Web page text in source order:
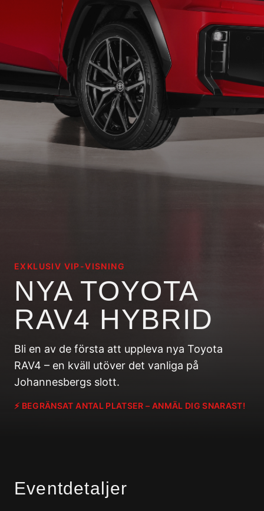
EXKLUSIV VIP-VISNING
NYA TOYOTA
RAV4 HYBRID
Bli en av de första att uppleva nya Toyota
RAV4 – en kväll utöver det vanliga på
Johannesbergs slott.
⚡ BEGRÄNSAT ANTAL PLATSER – ANMÄL DIG SNARAST!
Eventdetaljer